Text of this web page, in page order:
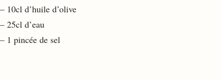
– 10cl d’huile d’olive
– 25cl d’eau
– 1 pincée de sel